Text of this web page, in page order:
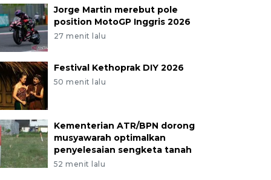
Jorge Martin merebut pole
position MotoGP Inggris 2026
27 menit lalu
Festival Kethoprak DIY 2026
50 menit lalu
Kementerian ATR/BPN dorong
musyawarah optimalkan
penyelesaian sengketa tanah
52 menit lalu